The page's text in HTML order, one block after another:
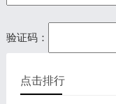
验证码：
点击排行